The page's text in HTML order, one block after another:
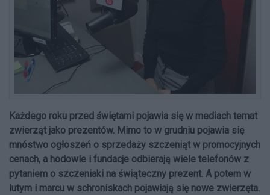
Każdego roku przed świętami pojawia się w mediach temat
zwierząt jako prezentów. Mimo to w grudniu pojawia się
mnóstwo ogłoszeń o sprzedaży szczeniąt w promocyjnych
cenach, a hodowle i fundacje odbierają wiele telefonów z
pytaniem o szczeniaki na świąteczny prezent. A potem w
lutym i marcu w schroniskach pojawiają się nowe zwierzęta.